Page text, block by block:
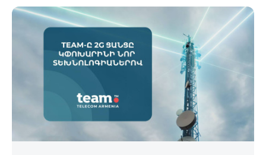
12 месяцев при условии 12-месячной подписки։
Название пакета Стандартная цена Стоимость со
скидкой на 1–12 месяцев COSMO 4 9900
Региональный 9900 драм/мес 7425 драм/мес С
подробным описанием включённых услуг COSMO